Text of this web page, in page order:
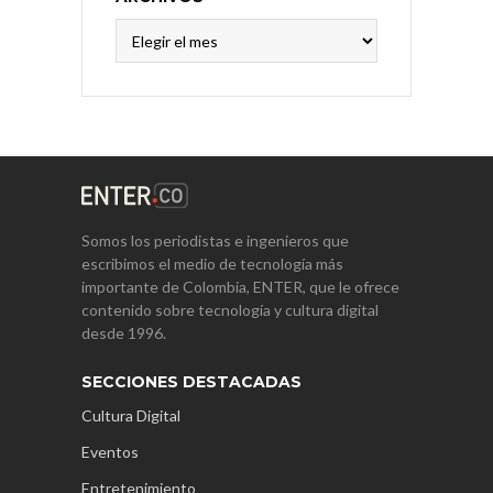
Somos los periodistas e ingenieros que
escribimos el medio de tecnología más
importante de Colombia, ENTER, que le ofrece
contenido sobre tecnología y cultura digital
desde 1996.
SECCIONES DESTACADAS
Cultura Digital
Eventos
Entretenimiento